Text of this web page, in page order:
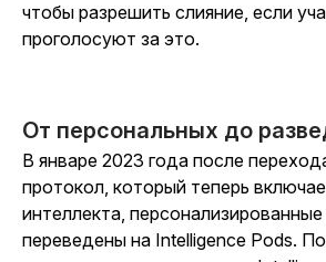
чтобы разрешить слияние, если
проголосуют за это.
От персональных до
В январе 2023 года после
протокол, который теперь
интеллекта,
переведены на Intelligence Pods.